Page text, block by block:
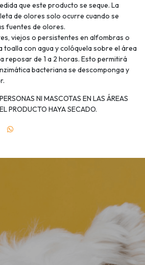
que este producto se seque. La
de olores solo ocurre cuando se
fuentes de olores.
viejos o persistentes en alfombras o
toalla con agua y colóquela sobre el área
reposar de 1 a 2 horas. Esto permitirá
bacteriana se descomponga y
NI MASCOTAS EN LAS ÁREAS
PRODUCTO HAYA SECADO.